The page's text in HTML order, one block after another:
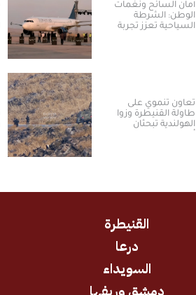
أمان السائح ونغمات
الوطن: الشرطة
السياحية تعزز تجربة
تعاون تنموي على
طاولة القنيطرة وزوا
الهولندية تبحثان
القنيطرة
درعا
السويداء